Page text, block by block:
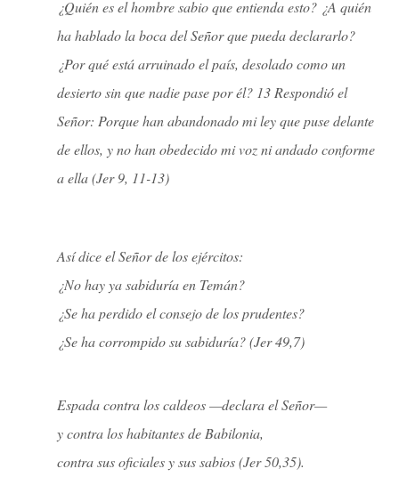
¿Quién es el hombre sabio que entienda esto? ¿A quién
ha hablado la boca del Señor que pueda declararlo?
¿Por qué está arruinado el país, desolado como un
desierto sin que nadie pase por él? 13 Respondió el
Señor: Porque han abandonado mi ley que puse delante
de ellos, y no han obedecido mi voz ni andado conforme
a ella (Jer 9, 11-13)
Así dice el Señor de los ejércitos:
¿No hay ya sabiduría en Temán?
¿Se ha perdido el consejo de los prudentes?
¿Se ha corrompido su sabiduría? (Jer 49,7)
Espada contra los caldeos —declara el Señor—
y contra los habitantes de Babilonia,
contra sus oficiales y sus sabios (Jer 50,35).